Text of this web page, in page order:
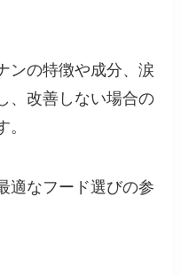
ンの特徴や成分、涙
、改善しない場合の
適なフード選びの参